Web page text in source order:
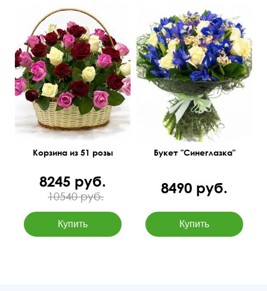
Корзина из 51 розы
8245 руб.
10540 руб.
Букет "Синеглазка"
8490 руб.